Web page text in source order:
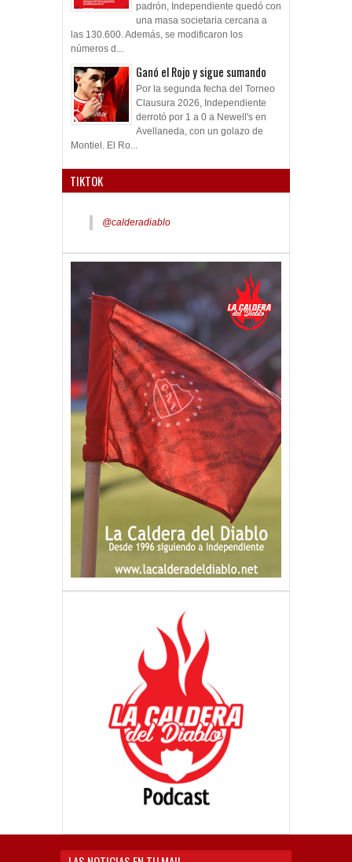
padrón, Independiente quedó con
una masa societaria cercana a
las 130.600. Además, se modificaron los
números d...
Ganó el Rojo y sigue sumando
Por la segunda fecha del Torneo
Clausura 2026, Independiente
derrotó por 1 a 0 a Newell's en
Avellaneda, con un golazo de
Montiel. El Ro...
TIKTOK
@calderadiablo